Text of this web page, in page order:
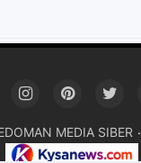
MEDIA SIBER